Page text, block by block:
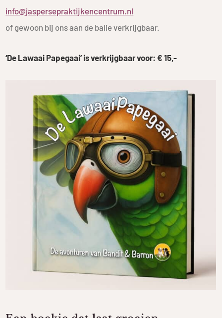
info@jaspersepraktijkencentrum.nl
of gewoon bij ons aan de balie verkrijgbaar.
‘De Lawaai Papegaai’ is verkrijgbaar voor: € 15,-